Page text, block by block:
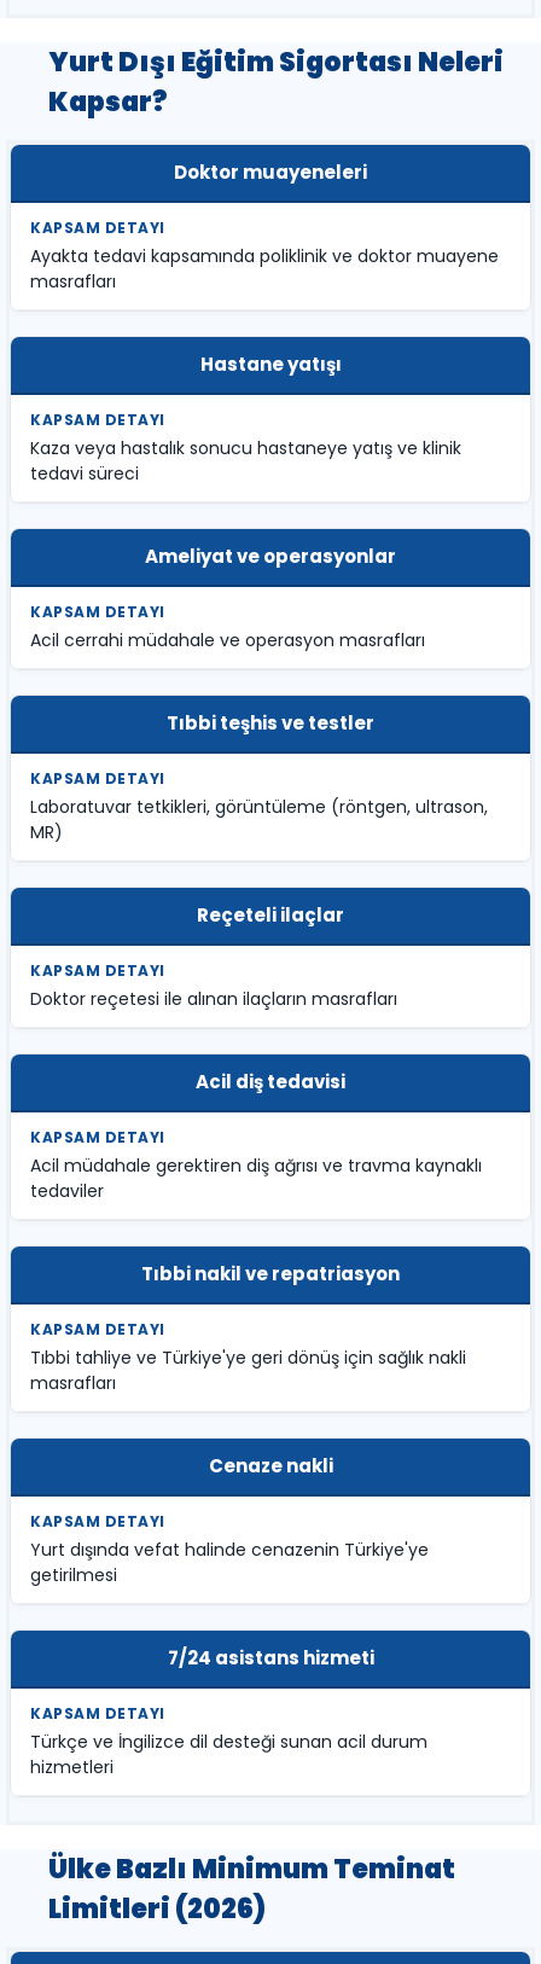
Yurt Dışı Eğitim Sigortası Neleri
Kapsar?
Doktor muayeneleri
Ayakta tedavi kapsamında poliklinik ve doktor muayene
masrafları
Hastane yatışı
Kaza veya hastalık sonucu hastaneye yatış ve klinik
tedavi süreci
Ameliyat ve operasyonlar
Acil cerrahi müdahale ve operasyon masrafları
Tıbbi teşhis ve testler
Laboratuvar tetkikleri, görüntüleme (röntgen, ultrason,
MR)
Reçeteli ilaçlar
Doktor reçetesi ile alınan ilaçların masrafları
Acil diş tedavisi
Acil müdahale gerektiren diş ağrısı ve travma kaynaklı
tedaviler
Tıbbi nakil ve repatriasyon
Tıbbi tahliye ve Türkiye'ye geri dönüş için sağlık nakli
masrafları
Cenaze nakli
Yurt dışında vefat halinde cenazenin Türkiye'ye
getirilmesi
7/24 asistans hizmeti
Türkçe ve İngilizce dil desteği sunan acil durum
hizmetleri
Ülke Bazlı Minimum Teminat
Limitleri (2026)